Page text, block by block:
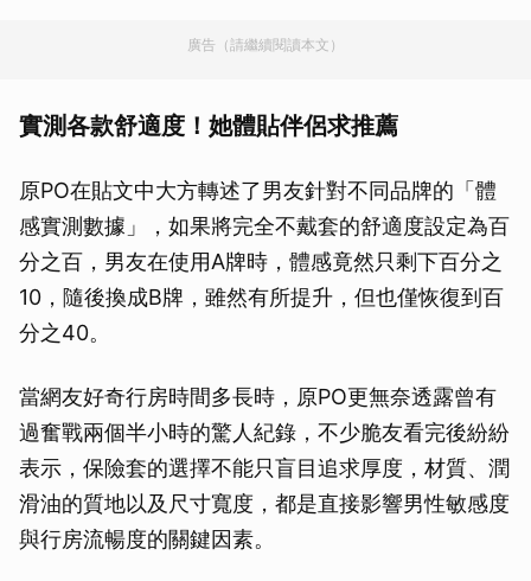
廣告（請繼續閱讀本文）
實測各款舒適度！她體貼伴侶求推薦
原PO在貼文中大方轉述了男友針對不同品牌的「體
感實測數據」，如果將完全不戴套的舒適度設定為百
分之百，男友在使用A牌時，體感竟然只剩下百分之
10，隨後換成B牌，雖然有所提升，但也僅恢復到百
分之40。
當網友好奇行房時間多長時，原PO更無奈透露曾有
過奮戰兩個半小時的驚人紀錄，不少脆友看完後紛紛
表示，保險套的選擇不能只盲目追求厚度，材質、潤
滑油的質地以及尺寸寬度，都是直接影響男性敏感度
與行房流暢度的關鍵因素。